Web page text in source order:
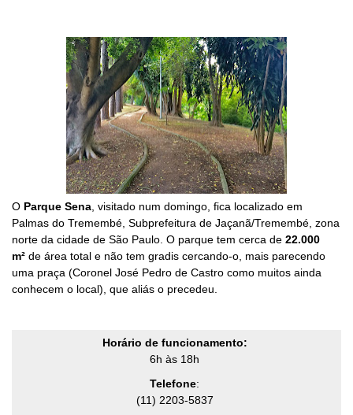
O Parque Sena , visitado num domingo, fica localizado em
Palmas do Tremembé, Subprefeitura de Jaçanã/Tremembé, zona
norte da cidade de São Paulo. O parque tem cerca de 22.000
m² de área total e não tem gradis cercando-o, mais parecendo
uma praça (Coronel José Pedro de Castro como muitos ainda
conhecem o local), que aliás o precedeu.
Horário de funcionamento:
6h às 18h
Telefone:
(11) 2203-5837